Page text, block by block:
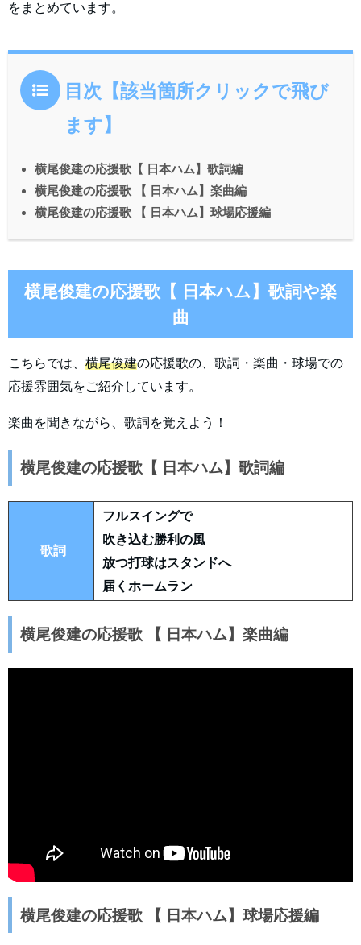
をまとめています。
目次【該当箇所クリックで飛び
ます】
横尾俊建の応援歌【 日本ハム】歌詞編
横尾俊建の応援歌 【 日本ハム】楽曲編
横尾俊建の応援歌 【 日本ハム】球場応援編
横尾俊建の応援歌【 日本ハム】歌詞や楽
曲
こちらでは、 横尾俊建の応援歌の、歌詞・楽曲・球場での
応援雰囲気をご紹介しています。
楽曲を聞きながら、歌詞を覚えよう！
横尾俊建の応援歌【 日本ハム】歌詞編
歌詞
フルスイングで
吹き込む勝利の風
放つ打球はスタンドへ
届くホームラン
横尾俊建の応援歌 【 日本ハム】楽曲編
横尾俊建の応援歌 【 日本ハム】球場応援編